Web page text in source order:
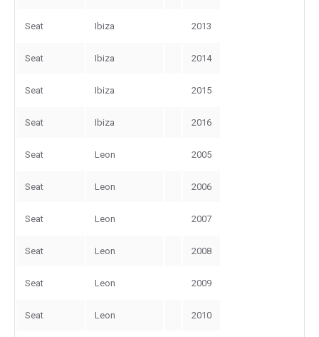
Seat Ibiza 2013
Seat Ibiza 2014
Seat Ibiza 2015
Seat Ibiza 2016
Seat Leon 2005
Seat Leon 2006
Seat Leon 2007
Seat Leon 2008
Seat Leon 2009
Seat Leon 2010